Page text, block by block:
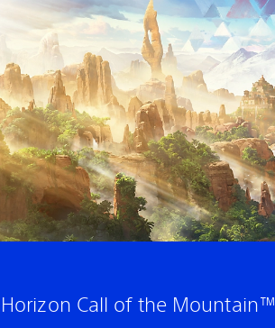
Horizon Call of the Mountain™